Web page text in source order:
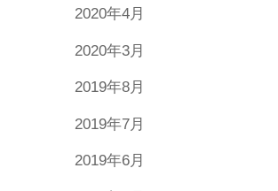
2020年4月
2020年3月
2019年8月
2019年7月
2019年6月